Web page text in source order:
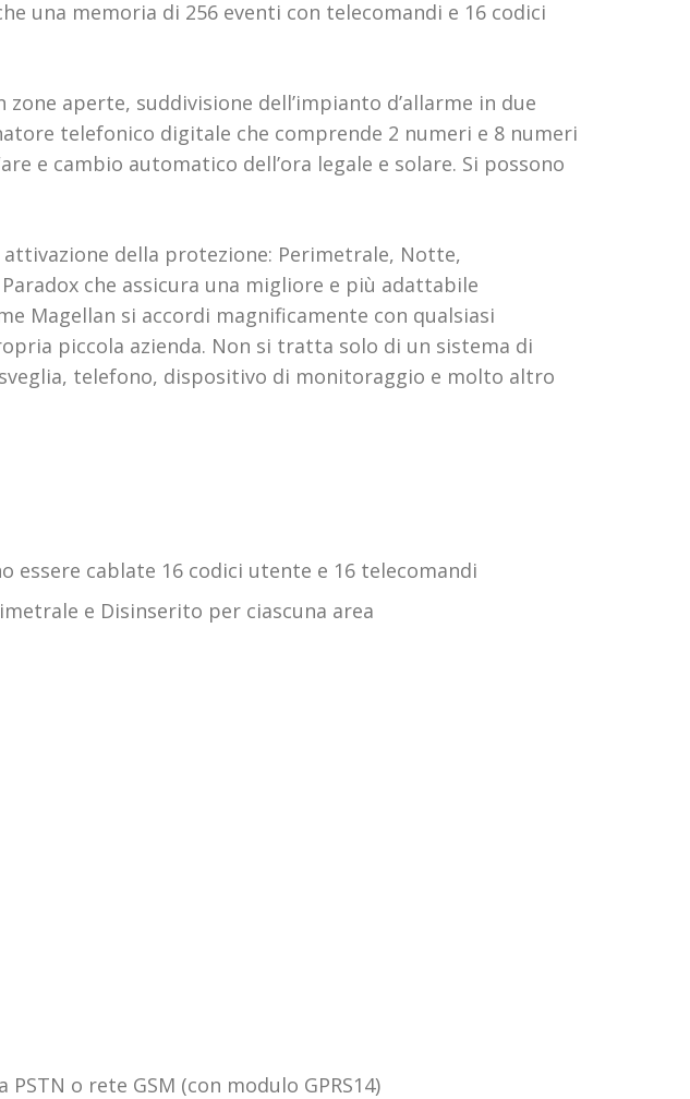
una memoria di 256 eventi con telecomandi e 16 codici
aperte, suddivisione dell’impianto d’allarme in due
telefonico digitale che comprende 2 numeri e 8 numeri
e cambio automatico dell’ora legale e solare. Si possono
della protezione: Perimetrale, Notte,
che assicura una migliore e più adattabile
Magellan si accordi magnificamente con qualsiasi
piccola azienda. Non si tratta solo di un sistema di
telefono, dispositivo di monitoraggio e molto altro
essere cablate 16 codici utente e 16 telecomandi
e Disinserito per ciascuna area
o rete GSM (con modulo GPRS14)